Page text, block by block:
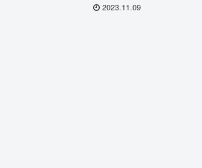
2023.11.09